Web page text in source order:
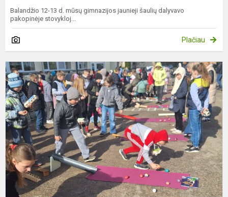
Balandžio 12-13 d. mūsų gimnazijos jaunieji šaulių dalyvavo
pakopinėje stovykloj...
Plačiau